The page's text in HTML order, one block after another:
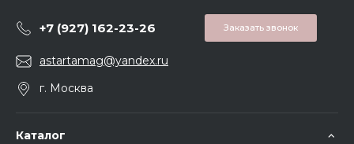
+7 (927) 162-23-26 Заказать звонок
astartamag@yandex.ru
г. Москва
Каталог